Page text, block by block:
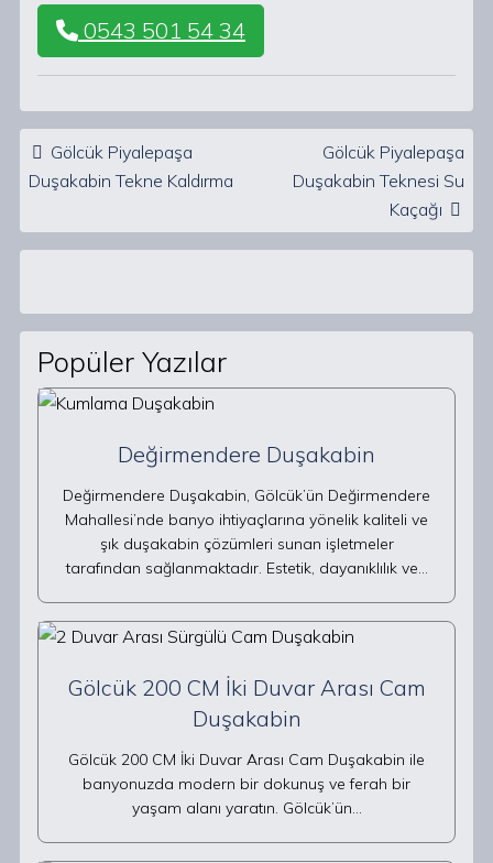
0543 501 54 34
Post navigation
Gölcük Piyalepaşa
Duşakabin Tekne Kaldırma
Gölcük Piyalepaşa
Duşakabin Teknesi Su
Kaçağı
Popüler Yazılar
Değirmendere Duşakabin
Değirmendere Duşakabin, Gölcük’ün Değirmendere
Mahallesi’nde banyo ihtiyaçlarına yönelik kaliteli ve
şık duşakabin çözümleri sunan işletmeler
tarafından sağlanmaktadır. Estetik, dayanıklılık ve…
Gölcük 200 CM İki Duvar Arası Cam
Duşakabin
Gölcük 200 CM İki Duvar Arası Cam Duşakabin ile
banyonuzda modern bir dokunuş ve ferah bir
yaşam alanı yaratın. Gölcük’ün…